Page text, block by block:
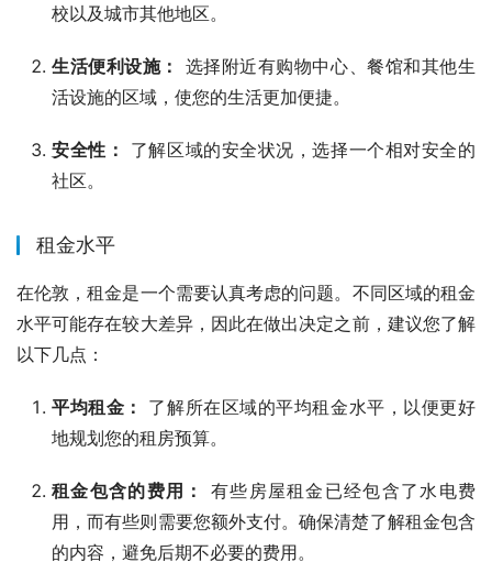
校以及城市其他地区。
生活便利设施：
选择附近有购物中心、餐馆和其他生
活设施的区域，使您的生活更加便捷。
安全性：
了解区域的安全状况，选择一个相对安全的
社区。
租金水平
在伦敦，租金是一个需要认真考虑的问题。不同区域的租金
水平可能存在较大差异，因此在做出决定之前，建议您了解
以下几点：
平均租金：
了解所在区域的平均租金水平，以便更好
地规划您的租房预算。
租金包含的费用：
有些房屋租金已经包含了水电费
用，而有些则需要您额外支付。确保清楚了解租金包含
的内容，避免后期不必要的费用。